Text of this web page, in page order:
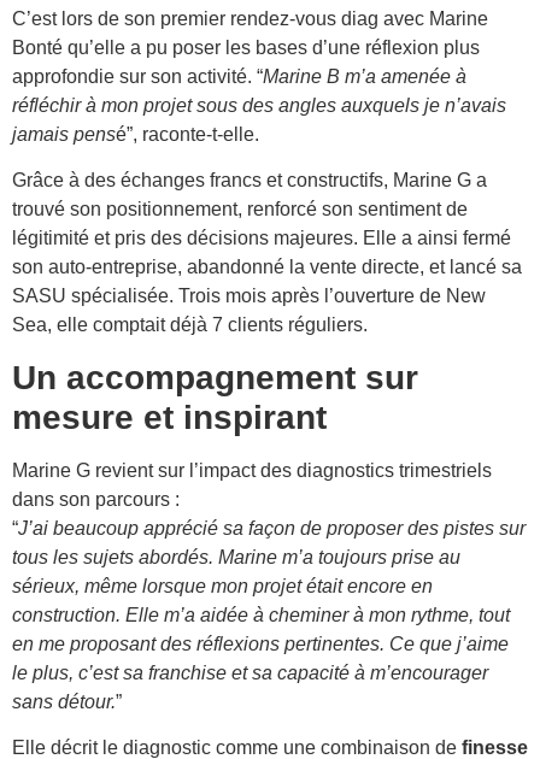
C’est lors de son premier rendez-vous diag avec Marine
Bonté qu’elle a pu poser les bases d’une réflexion plus
approfondie sur son activité. “Marine B m’a amenée à
réfléchir à mon projet sous des angles auxquels je n’avais
jamais pensé”, raconte-t-elle.
Grâce à des échanges francs et constructifs, Marine G a
trouvé son positionnement, renforcé son sentiment de
légitimité et pris des décisions majeures. Elle a ainsi fermé
son auto-entreprise, abandonné la vente directe, et lancé sa
SASU spécialisée. Trois mois après l’ouverture de New
Sea, elle comptait déjà 7 clients réguliers.
Un accompagnement sur
mesure et inspirant
Marine G revient sur l’impact des diagnostics trimestriels
dans son parcours :
“J’ai beaucoup apprécié sa façon de proposer des pistes sur
tous les sujets abordés. Marine m’a toujours prise au
sérieux, même lorsque mon projet était encore en
construction. Elle m’a aidée à cheminer à mon rythme, tout
en me proposant des réflexions pertinentes. Ce que j’aime
le plus, c’est sa franchise et sa capacité à m’encourager
sans détour.”
Elle décrit le diagnostic comme une combinaison de finesse